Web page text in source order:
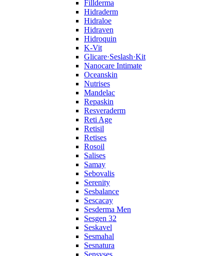
Fillderma
Hidraderm
Hidraloe
Hidraven
Hidroquin
K-Vit
Glicare·Seslash·Kit
Nanocare Intimate
Oceanskin
Nutrises
Mandelac
Repaskin
Resveraderm
Reti Age
Retisil
Retises
Rosoil
Salises
Samay
Sebovalis
Serenity
Sesbalance
Sescacay
Sesderma Men
Sesgen 32
Seskavel
Sesmahal
Sesnatura
Sensyses